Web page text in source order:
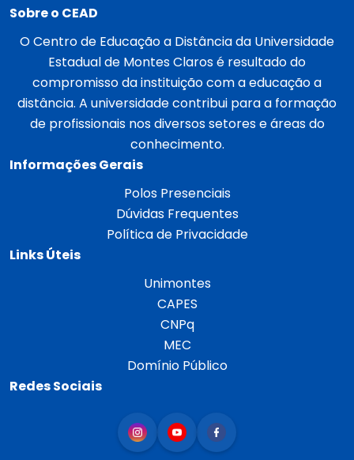
Sobre o CEAD
O Centro de Educação a Distância da Universidade
Estadual de Montes Claros é resultado do
compromisso da instituição com a educação a
distância. A universidade contribui para a formação
de profissionais nos diversos setores e áreas do
conhecimento.
Informações Gerais
Polos Presenciais
Dúvidas Frequentes
Política de Privacidade
Links Úteis
Unimontes
CAPES
CNPq
MEC
Domínio Público
Redes Sociais